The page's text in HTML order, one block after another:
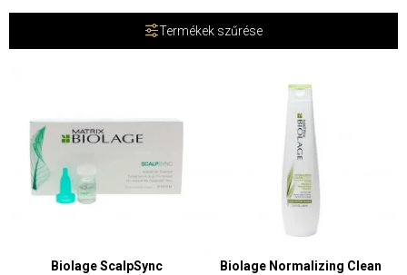
Termékek szűrése
Biolage ScalpSync
Biolage Normalizing Clean